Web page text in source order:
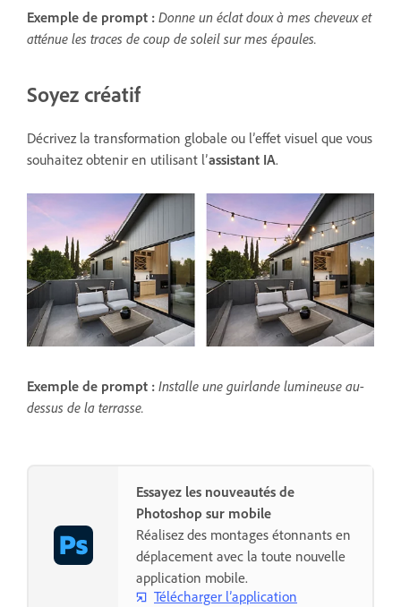
Exemple de prompt : Donne un éclat doux à mes cheveux et
atténue les traces de coup de soleil sur mes épaules.
Soyez créatif
Décrivez la transformation globale ou l’effet visuel que vous
souhaitez obtenir en utilisant l’assistant IA.
Exemple de prompt : Installe une guirlande lumineuse au-
dessus de la terrasse.
Essayez les nouveautés de
Photoshop sur mobile
Réalisez des montages étonnants en
déplacement avec la toute nouvelle
application mobile.
Télécharger l’application